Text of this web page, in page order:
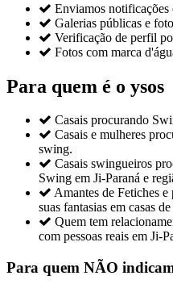
 Enviamos notificações
 Galerias públicas e
 Verificação de perfil
 Fotos com marca
Para quem é o ysos
 Casais procurando
 Casais e mulheres
swing.
 Casais swingueiros
Swing em Ji-Paraná e
 Amantes de Fetiches e
suas fantasias em casas
 Quem tem
com pessoas reais em Ji-
Para quem NÃO